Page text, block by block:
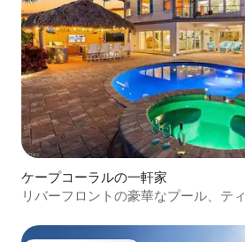
ケープコーラルの一軒家
リバーフロントの豪華なプール、テ